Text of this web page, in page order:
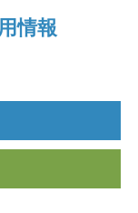
情報